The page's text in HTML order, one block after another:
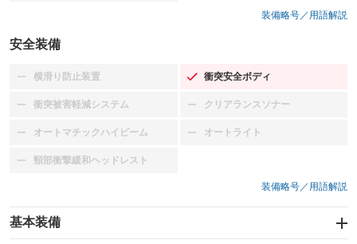
装備略号／用語解説
安全装備
横滑り防止装置
：装備なし 衝突安全ボディ
：装備あり
衝突被害軽減システム
：装備なし クリアランスソナー
：装備なし
オートマチックハイビーム
：装備なし オートライト
：装備なし
頸部衝撃緩和ヘッドレスト
：装備なし
装備略号／用語解説
基本装備